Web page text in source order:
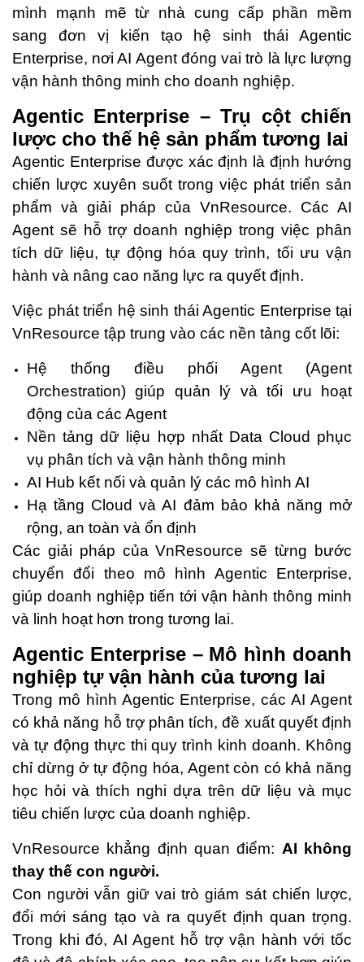
mình mạnh mẽ từ nhà cung cấp phần mềm
sang đơn vị kiến tạo hệ sinh thái Agentic
Enterprise, nơi AI Agent đóng vai trò là lực lượng
vận hành thông minh cho doanh nghiệp.
Agentic Enterprise – Trụ cột chiến
lược cho thế hệ sản phẩm tương lai
Agentic Enterprise được xác định là định hướng
chiến lược xuyên suốt trong việc phát triển sản
phẩm và giải pháp của VnResource. Các AI
Agent sẽ hỗ trợ doanh nghiệp trong việc phân
tích dữ liệu, tự động hóa quy trình, tối ưu vận
hành và nâng cao năng lực ra quyết định.
Việc phát triển hệ sinh thái Agentic Enterprise tại
VnResource tập trung vào các nền tảng cốt lõi:
Hệ thống điều phối Agent (Agent
Orchestration) giúp quản lý và tối ưu hoạt
động của các Agent
Nền tảng dữ liệu hợp nhất Data Cloud phục
vụ phân tích và vận hành thông minh
AI Hub kết nối và quản lý các mô hình AI
Hạ tầng Cloud và AI đảm bảo khả năng mở
rộng, an toàn và ổn định
Các giải pháp của VnResource sẽ từng bước
chuyển đổi theo mô hình Agentic Enterprise,
giúp doanh nghiệp tiến tới vận hành thông minh
và linh hoạt hơn trong tương lai.
Agentic Enterprise – Mô hình doanh
nghiệp tự vận hành của tương lai
Trong mô hình Agentic Enterprise, các AI Agent
có khả năng hỗ trợ phân tích, đề xuất quyết định
và tự động thực thi quy trình kinh doanh. Không
chỉ dừng ở tự động hóa, Agent còn có khả năng
học hỏi và thích nghi dựa trên dữ liệu và mục
tiêu chiến lược của doanh nghiệp.
VnResource khẳng định quan điểm: AI không
thay thế con người.
Con người vẫn giữ vai trò giám sát chiến lược,
đổi mới sáng tạo và ra quyết định quan trọng.
Trong khi đó, AI Agent hỗ trợ vận hành với tốc